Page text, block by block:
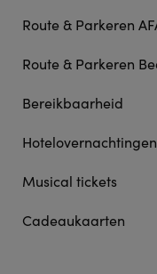
Route & Parkeren
Route & Parkeren
Bereikbaarheid
Hotelovernachtingen
Musical tickets
Cadeaukaarten